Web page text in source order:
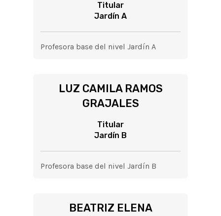
Titular
Jardín A
Profesora base del nivel Jardín A
LUZ CAMILA RAMOS
GRAJALES
Titular
Jardín B
Profesora base del nivel Jardín B
BEATRIZ ELENA